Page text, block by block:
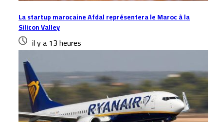
La startup marocaine Afdal représentera le Maroc à la
Silicon Valley
il y a 13 heures